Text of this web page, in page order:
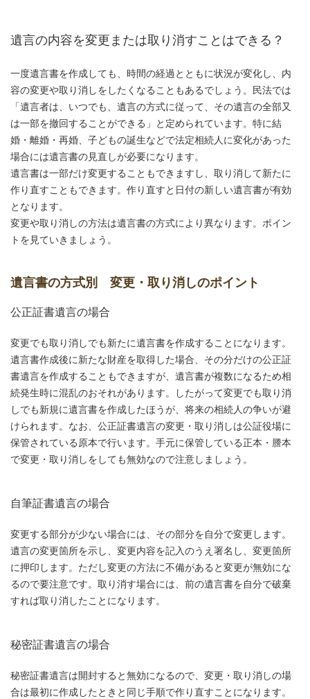
遺言の内容を変更または取り消すことはできる？
一度遺言書を作成しても、時間の経過とともに状況が変化し、内
容の変更や取り消しをしたくなることもあるでしょう。民法では
「遺言者は、いつでも、遺言の方式に従って、その遺言の全部又
は一部を撤回することができる」と定められています。特に結
婚・離婚・再婚、子どもの誕生などで法定相続人に変化があった
場合には遺言書の見直しが必要になります。
遺言書は一部だけ変更することもできますし、取り消して新たに
作り直すこともできます。作り直すと日付の新しい遺言書が有効
となります。
変更や取り消しの方法は遺言書の方式により異なります。ポイン
トを見ていきましょう。
遺言書の方式別 変更・取り消しのポイント
公正証書遺言の場合
変更でも取り消しでも新たに遺言書を作成することになります。
遺言書作成後に新たな財産を取得した場合、その分だけの公正証
書遺言を作成することもできますが、遺言書が複数になるため相
続発生時に混乱のおそれがあります。したがって変更でも取り消
しでも新規に遺言書を作成したほうが、将来の相続人の争いが避
けられます。なお、公正証書遺言の変更・取り消しは公証役場に
保管されている原本で行います。手元に保管している正本・謄本
で変更・取り消しをしても無効なので注意しましょう。
自筆証書遺言の場合
変更する部分が少ない場合には、その部分を自分で変更します。
遺言の変更箇所を示し、変更内容を記入のうえ署名し、変更箇所
に押印します。ただし変更の方法に不備があると変更が無効にな
るので要注意です。取り消す場合には、前の遺言書を自分で破棄
すれば取り消したことになります。
秘密証書遺言の場合
秘密証書遺言は開封すると無効になるので、変更・取り消しの場
合は最初に作成したときと同じ手順で作り直すことになります。